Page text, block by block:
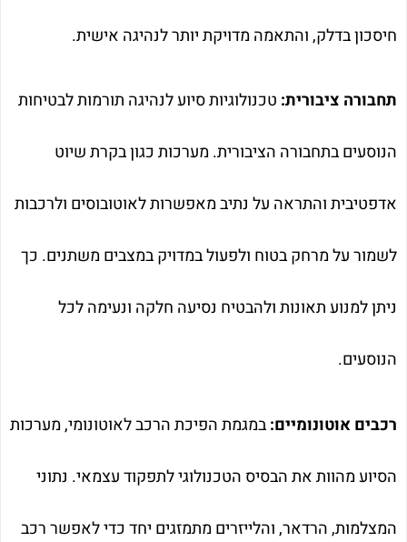
חיסכון בדלק, והתאמה מדויקת יותר לנהיגה אישית.
תחבורה ציבורית: טכנולוגיות סיוע לנהיגה תורמות לבטיחות
הנוסעים בתחבורה הציבורית. מערכות כגון בקרת שיוט
אדפטיבית והתראה על נתיב מאפשרות לאוטובוסים ולרכבות
לשמור על מרחק בטוח ולפעול במדויק במצבים משתנים. כך
ניתן למנוע תאונות ולהבטיח נסיעה חלקה ונעימה לכל
הנוסעים.
רכבים אוטונומיים:במגמת הפיכת הרכב לאוטונומי, מערכות
הסיוע מהוות את הבסיס הטכנולוגי לתפקוד עצמאי. נתוני
המצלמות, הרדאר, והלייזרים מתמזגים יחד כדי לאפשר רכב